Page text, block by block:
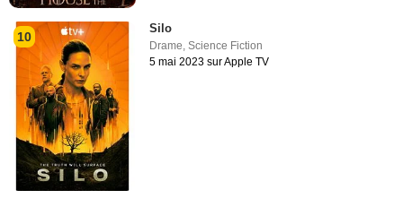
10
Silo
Drame,Science Fiction
5 mai 2023 sur Apple TV